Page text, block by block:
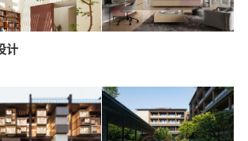
计